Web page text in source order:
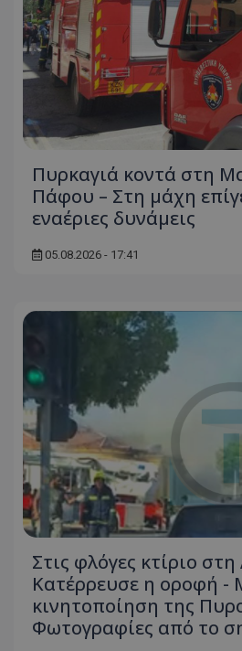
Πυρκαγιά κοντά στη
Πάφου – Στη μάχη
εναέριες δυνάμεις
05.08.2026 - 17:41
Στις φλόγες κτίριο
Κατέρρευσε η οροφή -
κινητοποίηση της
Φωτογραφίες από το